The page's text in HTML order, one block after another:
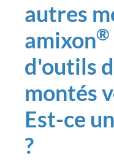
autres
amixon®
d'outils
montés
Est-ce
?